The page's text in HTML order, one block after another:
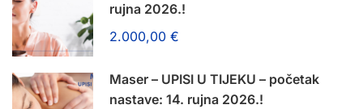
rujna 2026.!
2.000,00 €
Maser – UPISI U TIJEKU – početak
nastave: 14. rujna 2026.!